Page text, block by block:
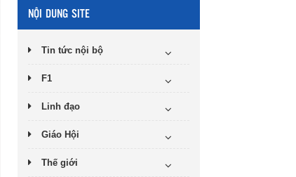
NỘI DUNG SITE
Tin tức nội bộ
F1
Linh đạo
Giáo Hội
Thế giới